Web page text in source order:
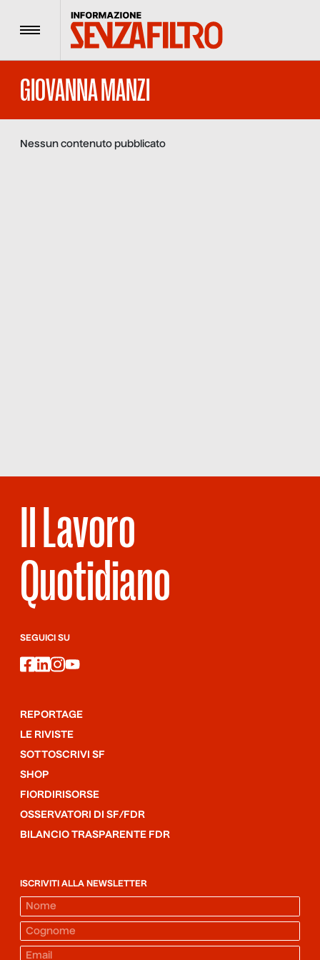
Menu
GIOVANNA MANZI
Nessun contenuto pubblicato
Il Lavoro
Quotidiano
SEGUICI SU
facebook
linkedin
instagram
youtube
REPORTAGE
LE RIVISTE
SOTTOSCRIVI SF
SHOP
FIORDIRISORSE
OSSERVATORI DI SF/FDR
BILANCIO TRASPARENTE FDR
ISCRIVITI ALLA NEWSLETTER